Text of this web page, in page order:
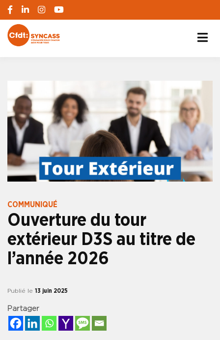
COMMUNIQUÉ
Ouverture du tour
extérieur D3S au titre de
l’année 2026
Publié le 13 juin 2025
Partager